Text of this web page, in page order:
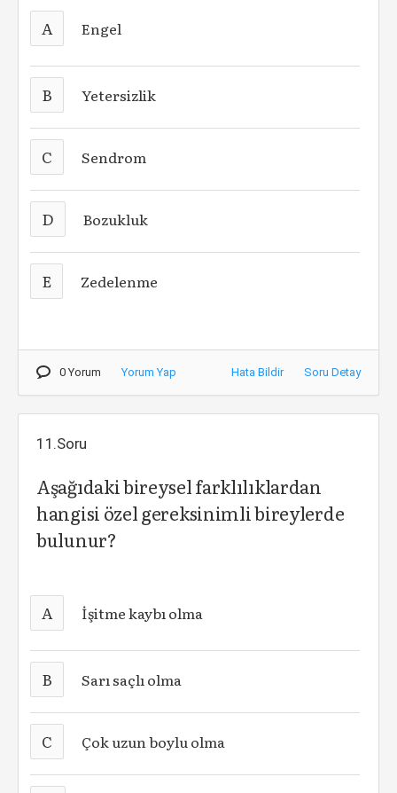
A Engel
B Yetersizlik
C Sendrom
D Bozukluk
E Zedelenme
0 Yorum Yorum Yap Hata Bildir Soru Detay
11.Soru
Aşağıdaki bireysel farklılıklardan
hangisi özel gereksinimli bireylerde
bulunur?
A İşitme kaybı olma
B Sarı saçlı olma
C Çok uzun boylu olma